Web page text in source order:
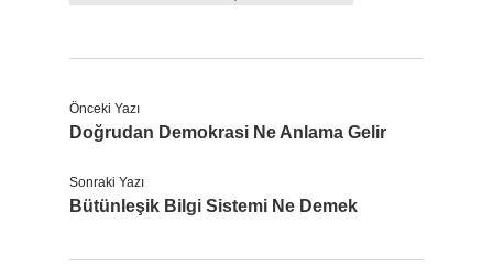
Önceki Yazı
Doğrudan Demokrasi Ne Anlama Gelir
Sonraki Yazı
Bütünleşik Bilgi Sistemi Ne Demek